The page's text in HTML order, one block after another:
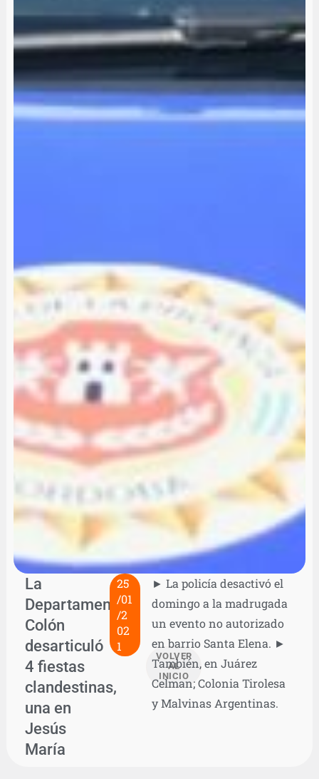
La
Departamental
Colón
desarticuló
4 fiestas
clandestinas,
una en
Jesús
María
25
/01
/2
02
1
VOLVER
AL
INICIO
► La policía desactivó el
domingo a la madrugada
un evento no autorizado
en barrio Santa Elena. ►
También, en Juárez
Celman; Colonia Tirolesa
y Malvinas Argentinas.